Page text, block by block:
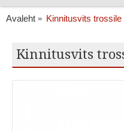
Avaleht Kinnitusvits
Kinnitusvits